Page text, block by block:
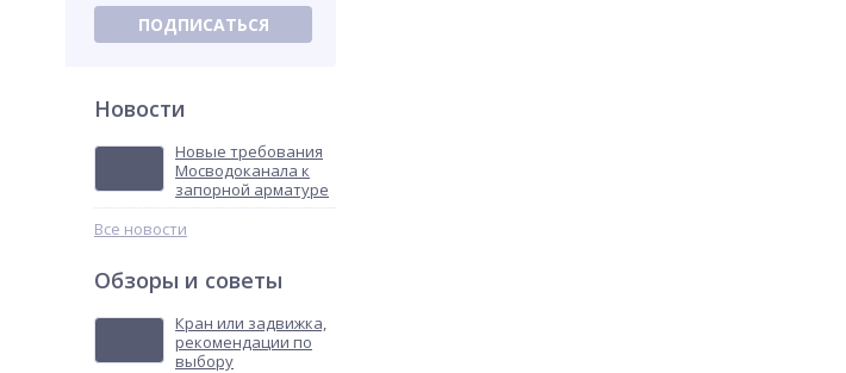
ПОДПИСАТЬСЯ
Новости
Новые требования
Мосводоканала к
запорной арматуре
Все новости
Обзоры и советы
Кран или задвижка,
рекомендации по
выбору